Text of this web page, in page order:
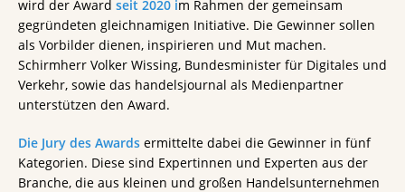
wird der Award seit 2020 im Rahmen der gemeinsam
gegründeten gleichnamigen Initiative. Die Gewinner sollen
als Vorbilder dienen, inspirieren und Mut machen.
Schirmherr Volker Wissing, Bundesminister für Digitales und
Verkehr, sowie das handelsjournal als Medienpartner
unterstützen den Award.
Die Jury des Awards ermittelte dabei die Gewinner in fünf
Kategorien. Diese sind Expertinnen und Experten aus der
Branche, die aus kleinen und großen Handelsunternehmen